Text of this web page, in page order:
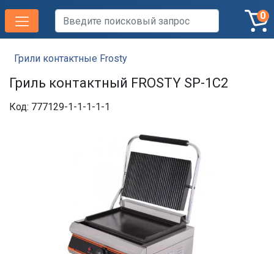
0
Грили контактные Frosty
Гриль контактный FROSTY SP-1C2
Код: 777129-1-1-1-1-1